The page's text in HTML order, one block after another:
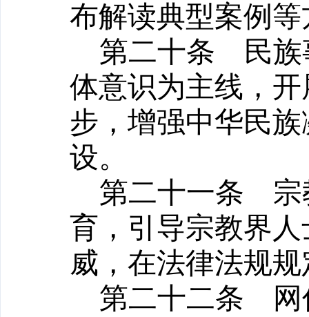
布解读典型案例
第二十条 民族
体意识为主线，
步，增强中华民
设。
第二十一条 宗
育，引导宗教界
威，在法律法规
第二十二条 网